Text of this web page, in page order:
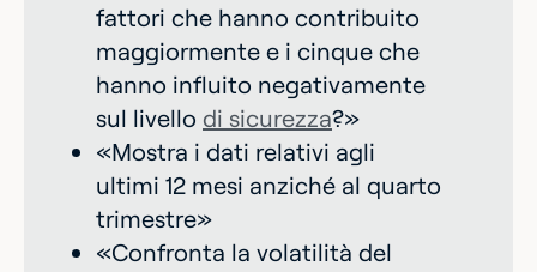
fattori che hanno contribuito
maggiormente e i cinque che
hanno influito negativamente
sul livello di sicurezza?»
«Mostra i dati relativi agli
ultimi 12 mesi anziché al quarto
trimestre»
«Confronta la volatilità del